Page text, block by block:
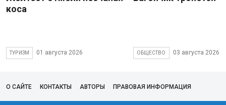
коса
ТУРИЗМ 01 августа 2026 ОБЩЕСТВО 03 августа 2026
О САЙТЕ КОНТАКТЫ АВТОРЫ ПРАВОВАЯ ИНФОРМАЦИЯ